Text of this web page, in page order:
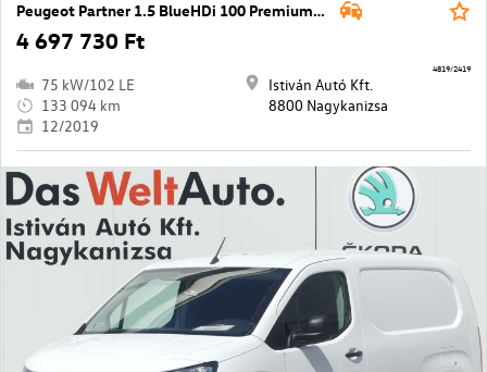
Peugeot Partner 1.5 BlueHDi 100 Premium L2 1000
4 697 730 Ft
75 kW/102 LE
133 094 km
12/2019
Istiván Autó Kft.
8800 Nagykanizsa
4819/2419